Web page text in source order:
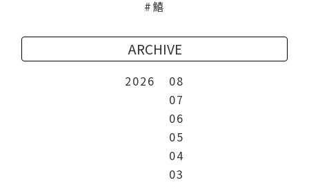
鱚
ARCHIVE
2026
08
07
06
05
04
03